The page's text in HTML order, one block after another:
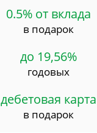
0.5% от вклада
в подарок
до 19,56%
годовых
дебетовая карта
в подарок